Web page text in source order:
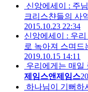
신앙에세이 : 주
크리스챤들의 사
2015.10.23 22:34
신앙에세이 : 우
로 녹아져 스며드
2019.10.15 14:11
우리에게는 매일
제임스앤제임스
하나님이 기뻐하